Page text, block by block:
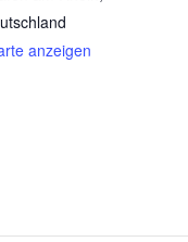
anzeigen